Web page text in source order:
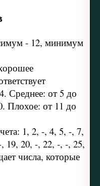
- 12, минимум
Среднее: от 5 до
Плохое: от 11 до
1, 2, -, 4, 5, -, 7,
19, 20, -, 22, -, -, 25,
числа, которые